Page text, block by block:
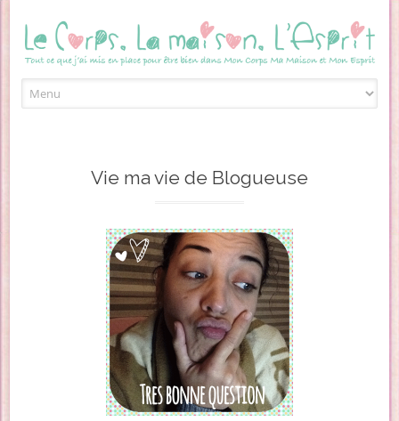
Vie ma vie de Blogueuse